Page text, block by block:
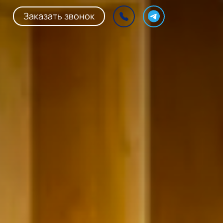
Заказать звонок